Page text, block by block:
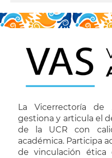
La Vicerrectoría de
gestiona y articula el
de la UCR con
académica. Participa
de vinculación ética